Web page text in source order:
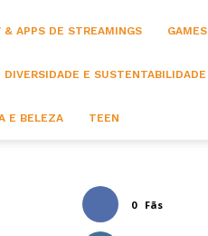
& APPS DE STREAMINGS GAMES
DIVERSIDADE E SUSTENTABILIDADE
E BELEZA TEEN
0 Fãs